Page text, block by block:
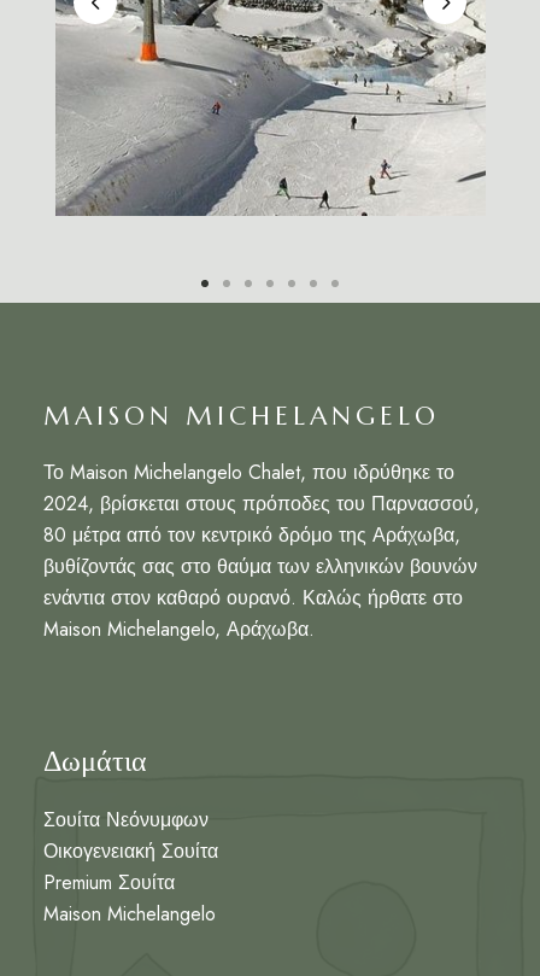
MAISON MICHELANGELO
Το Maison Michelangelo Chalet, που ιδρύθηκε το
2024, βρίσκεται στους πρόποδες του Παρνασσού,
80 μέτρα από τον κεντρικό δρόμο της Αράχωβα,
βυθίζοντάς σας στο θαύμα των ελληνικών βουνών
ενάντια στον καθαρό ουρανό. Καλώς ήρθατε στο
Maison Michelangelo, Αράχωβα.
Δωμάτια
Σουίτα Νεόνυμφων
Οικογενειακή Σουίτα
Premium Σουίτα
Maison Michelangelo